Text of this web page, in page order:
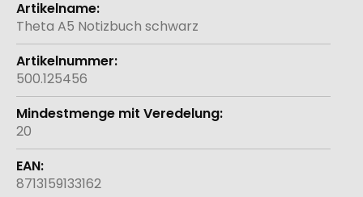
Informationen
Theta A5 Notizbuch schwarz
500.125456
20
8713159133162